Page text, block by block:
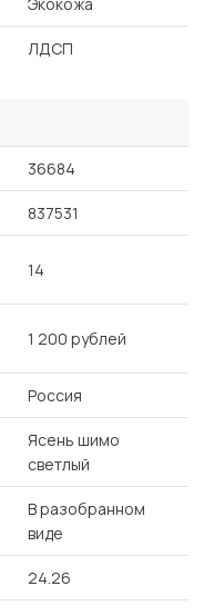
ЛДСП
36684
837531
14
1 200 рублей
Россия
Ясень шимо
светлый
В разобранном
виде
24.26